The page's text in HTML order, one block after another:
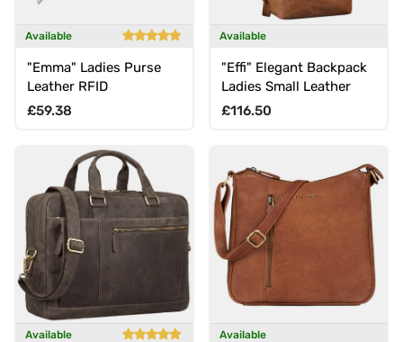
Available
"Emma" Ladies Purse
Leather RFID
Regular price
£59.38
Available
"Effi" Elegant Backpack
Ladies Small Leather
Regular price
£116.50
Available Available